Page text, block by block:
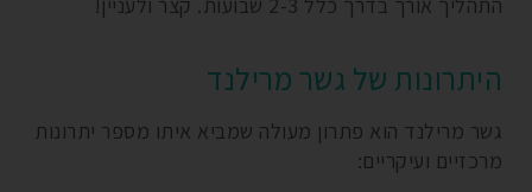
היתרונות של גשר מרילנד
גשר מרילנד הוא פתרון מעולה שמביא איתו מספר יתרונות
מרכזיים ועיקריים: